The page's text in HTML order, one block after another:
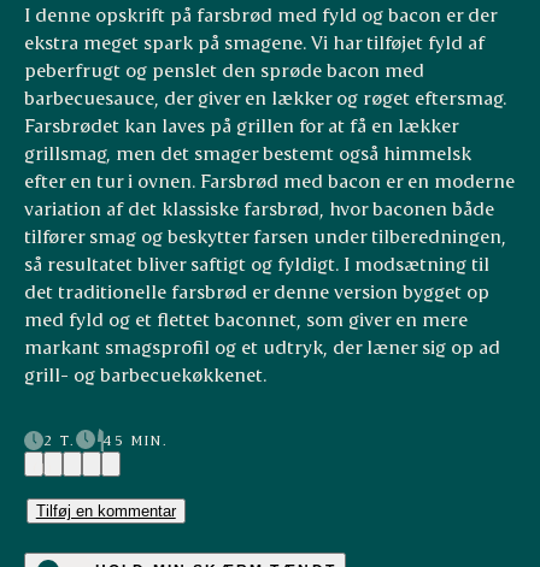
I denne opskrift på farsbrød med fyld og bacon er der
ekstra meget spark på smagene. Vi har tilføjet fyld af
peberfrugt og penslet den sprøde bacon med
barbecuesauce, der giver en lækker og røget eftersmag.
Farsbrødet kan laves på grillen for at få en lækker
grillsmag, men det smager bestemt også himmelsk
efter en tur i ovnen. Farsbrød med bacon er en moderne
variation af det klassiske farsbrød, hvor baconen både
tilfører smag og beskytter farsen under tilberedningen,
så resultatet bliver saftigt og fyldigt. I modsætning til
det traditionelle farsbrød er denne version bygget op
med fyld og et flettet baconnet, som giver en mere
markant smagsprofil og et udtryk, der læner sig op ad
grill- og barbecuekøkkenet.
2 T.
45 MIN.
(1)
Tilføj en kommentar